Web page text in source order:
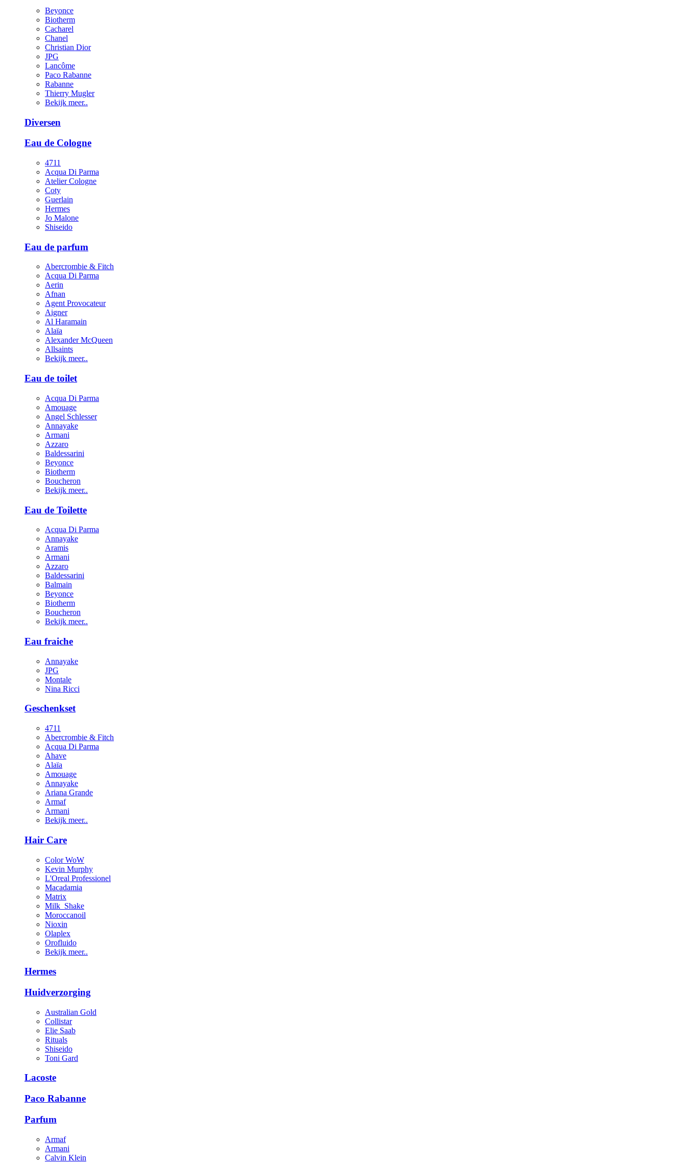
Beyonce
Biotherm
Cacharel
Chanel
Christian Dior
JPG
Lancôme
Paco Rabanne
Rabanne
Thierry Mugler
Bekijk meer..
Diversen
Eau de Cologne
4711
Acqua Di Parma
Atelier Cologne
Coty
Guerlain
Hermes
Jo Malone
Shiseido
Eau de parfum
Abercrombie & Fitch
Acqua Di Parma
Aerin
Afnan
Agent Provocateur
Aigner
Al Haramain
Alaïa
Alexander McQueen
Allsaints
Bekijk meer..
Eau de toilet
Acqua Di Parma
Amouage
Angel Schlesser
Annayake
Armani
Azzaro
Baldessarini
Beyonce
Biotherm
Boucheron
Bekijk meer..
Eau de Toilette
Acqua Di Parma
Annayake
Aramis
Armani
Azzaro
Baldessarini
Balmain
Beyonce
Biotherm
Boucheron
Bekijk meer..
Eau fraiche
Annayake
JPG
Montale
Nina Ricci
Geschenkset
4711
Abercrombie & Fitch
Acqua Di Parma
Ahave
Alaïa
Amouage
Annayake
Ariana Grande
Armaf
Armani
Bekijk meer..
Hair Care
Color WoW
Kevin Murphy
L'Oreal Professionel
Macadamia
Matrix
Milk_Shake
Moroccanoil
Nioxin
Olaplex
Orofluido
Bekijk meer..
Hermes
Huidverzorging
Australian Gold
Collistar
Elie Saab
Rituals
Shiseido
Toni Gard
Lacoste
Paco Rabanne
Parfum
Armaf
Armani
Calvin Klein